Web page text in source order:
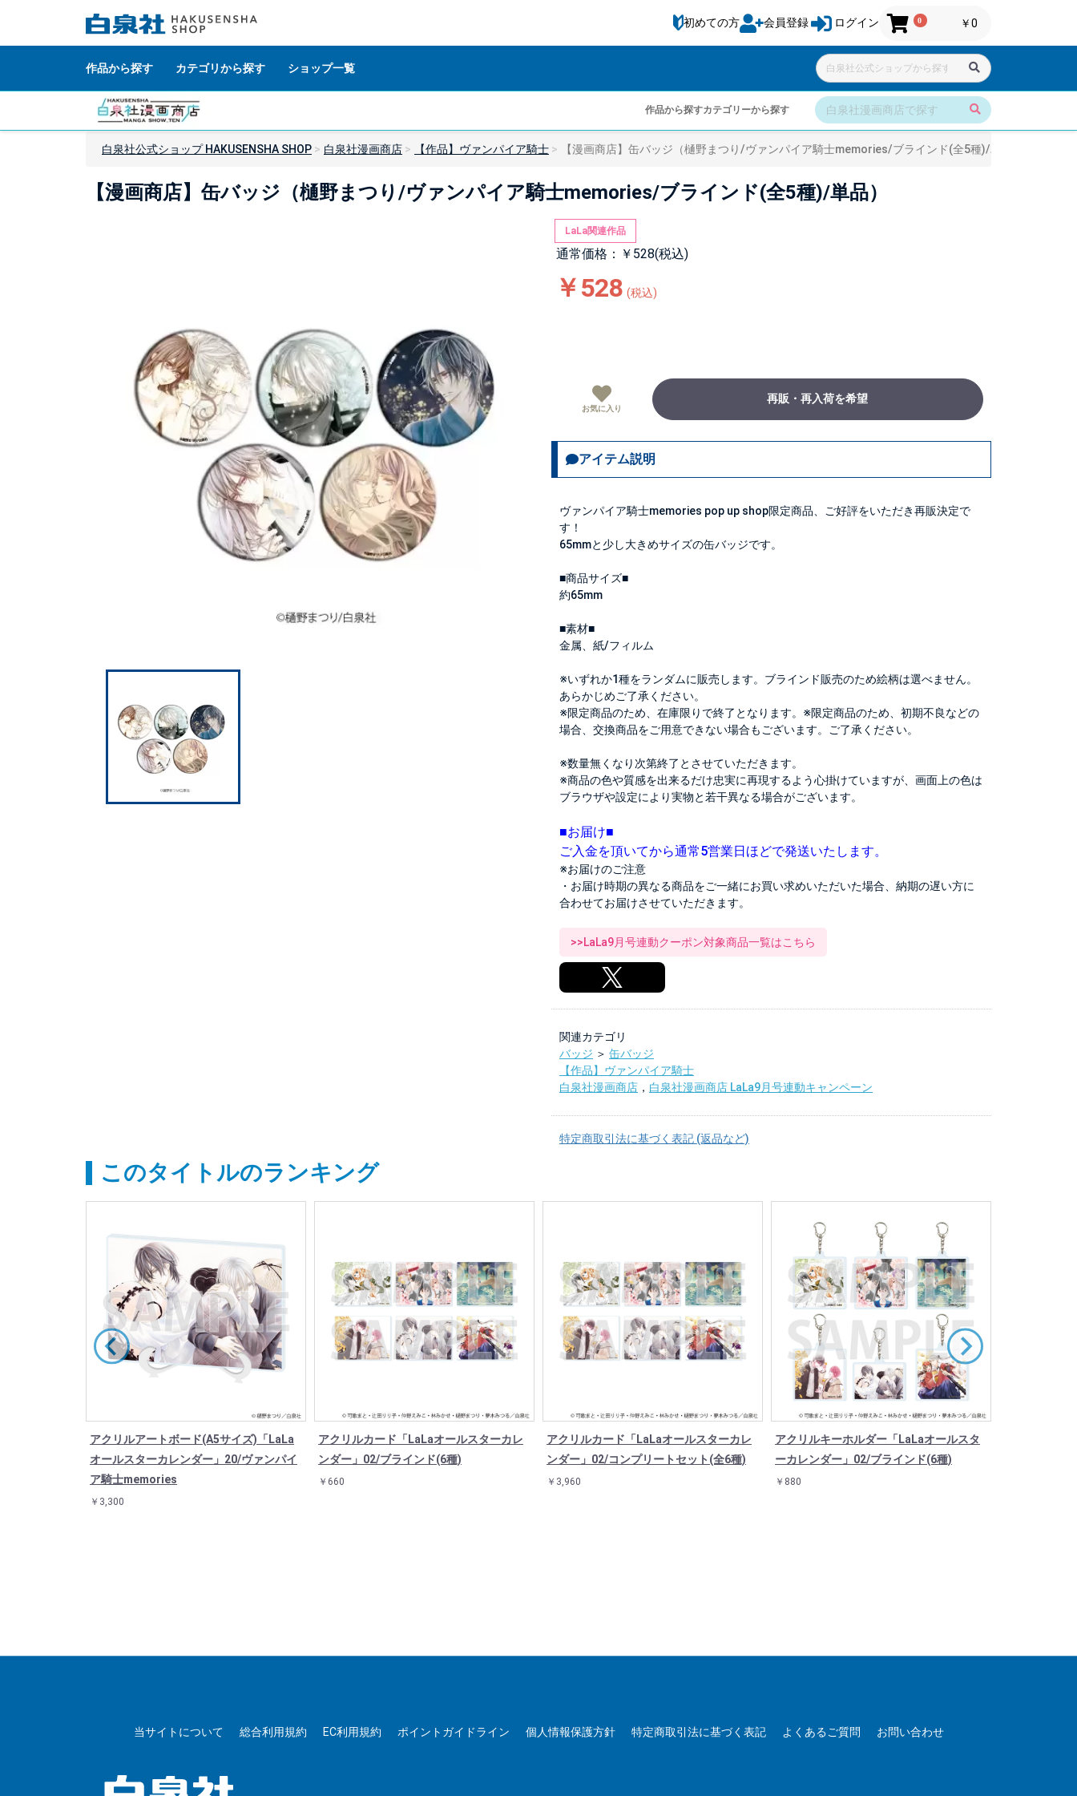
初めての方 会員登録 ログイン 0 ￥0
作品から探す カテゴリから探す ショップ一覧
作品から探すカテゴリーから探す
白泉社公式ショップ HAKUSENSHA SHOP 白泉社漫画商店 【作品】ヴァンパイア騎士 【漫画商店】缶バッジ（樋野まつり/ヴァンパイア騎士memories/ブラインド(全5種)/単品）
【漫画商店】缶バッジ（樋野まつり/ヴァンパイア騎士memories/ブラインド(全5種)/単品）
LaLa関連作品
通常価格：￥528(税込)
￥528 (税込)
お気に入り
再販・再入荷を希望
アイテム説明
ヴァンパイア騎士memories pop up shop限定商品、ご好評をいただき再販決定で
す！
65mmと少し大きめサイズの缶バッジです。
■商品サイズ■
約65mm
■素材■
金属、紙/フィルム
※いずれか1種をランダムに販売します。ブラインド販売のため絵柄は選べません。
あらかじめご了承ください。
※限定商品のため、在庫限りで終了となります。※限定商品のため、初期不良などの
場合、交換商品をご用意できない場合もございます。ご了承ください。
※数量無くなり次第終了とさせていただきます。
※商品の色や質感を出来るだけ忠実に再現するよう心掛けていますが、画面上の色は
ブラウザや設定により実物と若干異なる場合がございます。
■お届け■
ご入金を頂いてから通常5営業日ほどで発送いたします。
※お届けのご注意
・お届け時期の異なる商品をご一緒にお買い求めいただいた場合、納期の遅い方に
合わせてお届けさせていただきます。
>>LaLa9月号連動クーポン対象商品一覧はこちら
関連カテゴリ
バッジ ＞ 缶バッジ
【作品】ヴァンパイア騎士
白泉社漫画商店 ， 白泉社漫画商店 LaLa9月号連動キャンペーン
特定商取引法に基づく表記 (返品など)
このタイトルのランキング
アクリルアートボード(A5サイズ)「LaLa
オールスターカレンダー」20/ヴァンパイ
ア騎士memories
￥3,300
アクリルカード「LaLaオールスターカレ
ンダー」02/ブラインド(6種)
￥660
アクリルカード「LaLaオールスターカレ
ンダー」02/コンプリートセット(全6種)
￥3,960
アクリルキーホルダー「LaLaオールスタ
ーカレンダー」02/ブラインド(6種)
￥880
当サイトについて 総合利用規約 EC利用規約 ポイントガイドライン 個人情報保護方針 特定商取引法に基づく表記 よくあるご質問 お問い合わせ